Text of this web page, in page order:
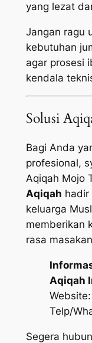
yang lezat
Jangan ragu
kebutuhan
agar prosesi
kendala
Solusi
Bagi Anda
profesional,
Aqiqah Mojo
Aqiqah hadir
keluarga
memberikan
rasa
Aqiqah
Website:
Telp/
Segera